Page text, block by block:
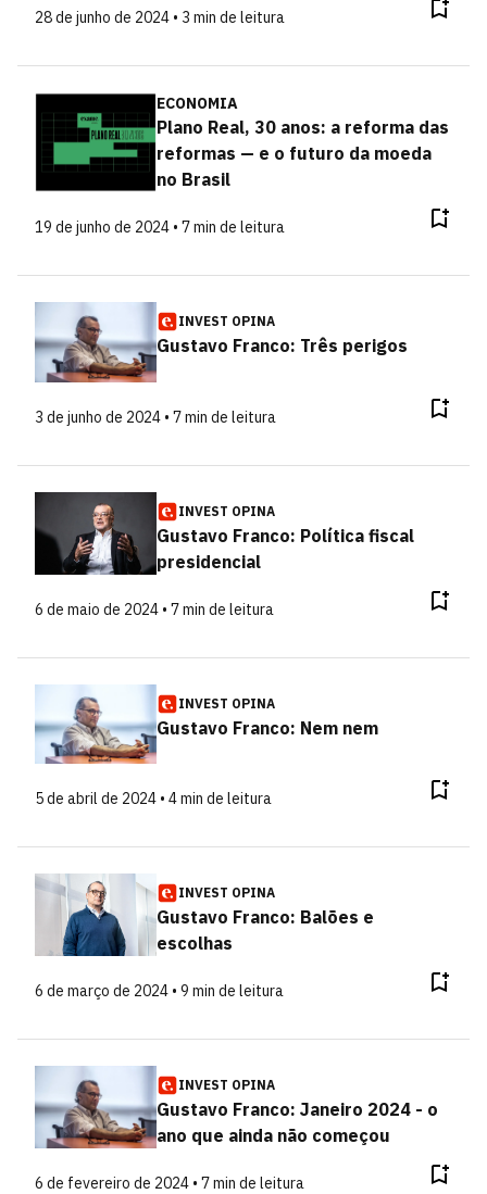
28 de junho de 2024 • 3 min de leitura
ECONOMIA
Plano Real, 30 anos: a reforma das
reformas — e o futuro da moeda
no Brasil
19 de junho de 2024 • 7 min de leitura
INVEST OPINA
Gustavo Franco: Três perigos
3 de junho de 2024 • 7 min de leitura
INVEST OPINA
Gustavo Franco: Política fiscal
presidencial
6 de maio de 2024 • 7 min de leitura
INVEST OPINA
Gustavo Franco: Nem nem
5 de abril de 2024 • 4 min de leitura
INVEST OPINA
Gustavo Franco: Balões e
escolhas
6 de março de 2024 • 9 min de leitura
INVEST OPINA
Gustavo Franco: Janeiro 2024 - o
ano que ainda não começou
6 de fevereiro de 2024 • 7 min de leitura